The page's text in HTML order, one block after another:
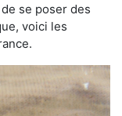
se poser des
voici les